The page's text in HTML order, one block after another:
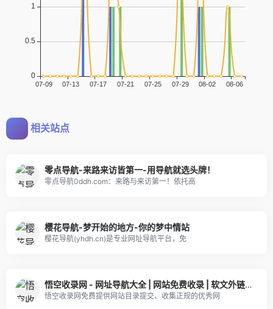
相关站点
零点导航-来路来访皆第一-用导航就选头牌！
零点导航0ddh.com：来路与来访第一！依托高
樱花导航-梦开始的地方-你的梦中情站
樱花导航(yhdh.cn)是专业网址导航平台，免
悟空收录网 - 网址导航大全 | 网站免费收录 | 软文外链发布平台
悟空收录网免费提供网站目录提交、收集正规的优秀网